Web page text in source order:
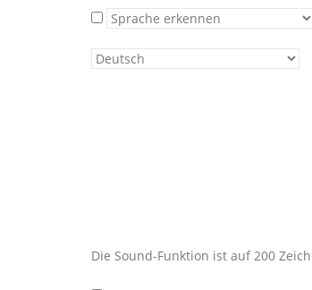
Die Sound-Funktion ist auf 200